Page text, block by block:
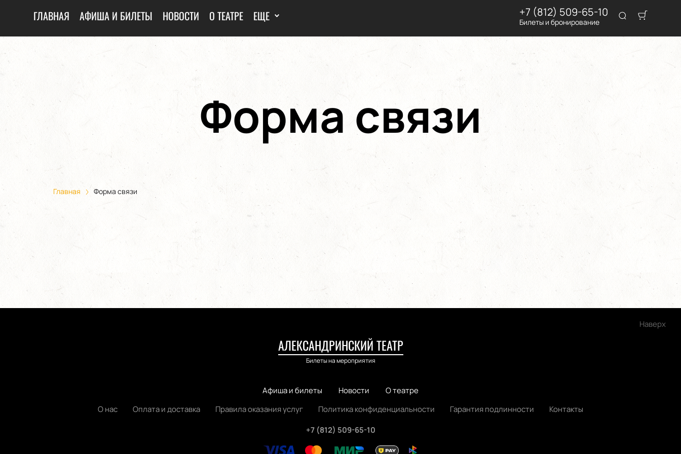
ГЛАВНАЯ АФИША И БИЛЕТЫ НОВОСТИ О ТЕАТРЕ ЕЩЕ +7 (812) 509-65-10
Билеты и бронирование
Форма связи
Главная Форма связи
Наверх
АЛЕКСАНДРИНСКИЙ ТЕАТР
Билеты на мероприятия
Афиша и билеты Новости
О театре
О нас
Оплата и доставка Правила оказания услуг Политика конфиденциальности Гарантия подлинности
Контакты
+7 (812) 509-65-10